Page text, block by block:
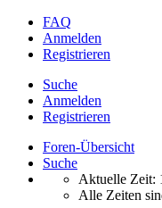
FAQ
Anmelden
Registrieren
Suche
Anmelden
Registrieren
Foren-Übersicht
Suche
Aktuelle Zeit:
Alle Zeiten